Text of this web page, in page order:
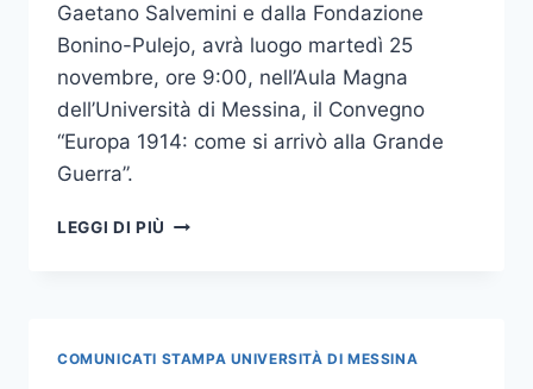
Gaetano Salvemini e dalla Fondazione
Bonino-Pulejo, avrà luogo martedì 25
novembre, ore 9:00, nell’Aula Magna
dell’Università di Messina, il Convegno
“Europa 1914: come si arrivò alla Grande
Guerra”.
LEGGI DI PIÙ CONVEGNO
COMUNICATI STAMPA UNIVERSITÀ DI MESSINA